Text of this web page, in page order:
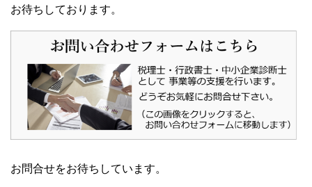
お待ちしております。
お問合せをお待ちしています。